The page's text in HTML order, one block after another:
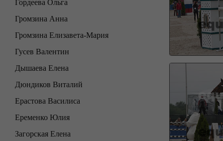
Гордеева Ольга
Громзина Анна
Громзина Елизавета-Мария
Гусев Валентин
Дышаева Елена
Дюндиков Виталий
Ерастова Василиса
Еременко Юлия
Загорская Елена